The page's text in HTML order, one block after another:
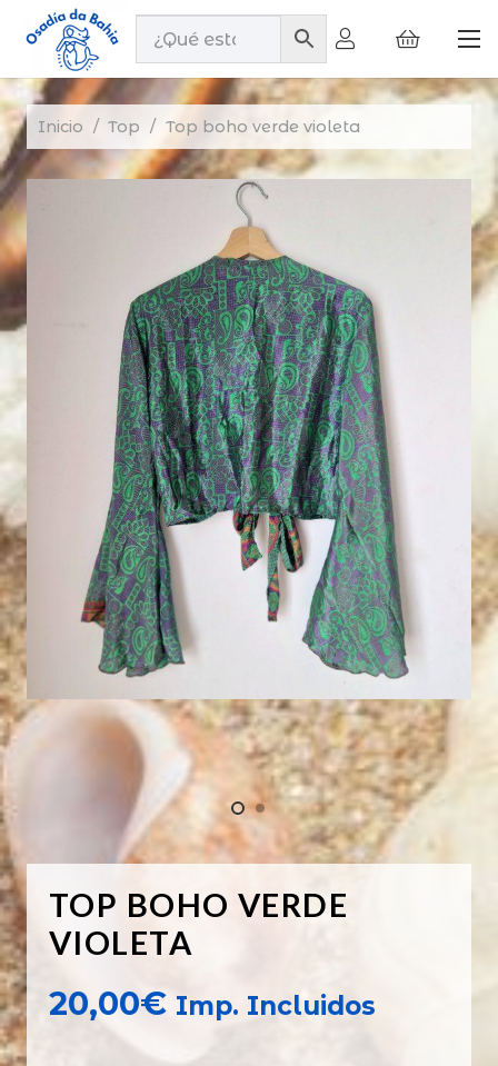
Inicio / Top / Top boho verde violeta
TOP BOHO VERDE
VIOLETA
20,00€ Imp. Incluidos